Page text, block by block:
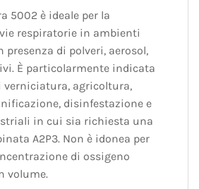
5002 è ideale per la
respiratorie in ambienti
presenza di polveri, aerosol,
È particolarmente indicata
agricoltura,
disinfestazione e
in cui sia richiesta una
A2P3. Non è idonea per
di ossigeno
volume.